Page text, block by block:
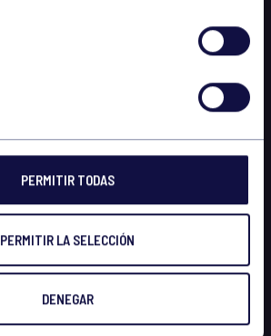
PERMITIR TODAS
PERMITIR LA SELECCIÓN
DENEGAR